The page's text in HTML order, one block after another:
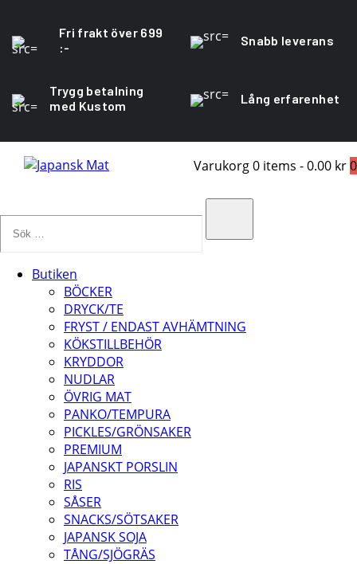
Fri frakt över 699
:-
Snabb leverans
Trygg betalning
med Kustom
Lång erfarenhet
Varukorg0 items -0.00 kr0
Butiken
BÖCKER
DRYCK/TE
FRYST / ENDAST AVHÄMTNING
KÖKSTILLBEHÖR
KRYDDOR
NUDLAR
ÖVRIG MAT
PANKO/TEMPURA
PICKLES/GRÖNSAKER
PREMIUM
JAPANSKT PORSLIN
RIS
SÅSER
SNACKS/SÖTSAKER
JAPANSK SOJA
TÅNG/SJÖGRÄS